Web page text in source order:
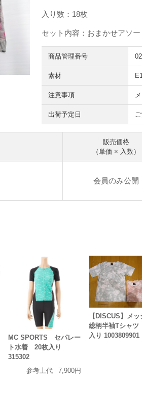
入り数：18枚
セット内容：おまかせアソー
商品管理番号
素材
注意事項
出荷予定日
販売価格
（単価 × 入数）
会員のみ公開
MC SPORTS セパレー
ト水着 20枚入り
315302
参考上代
7,900円
【DISCUS】メ
総柄半袖Tシャ
入り 1003809901